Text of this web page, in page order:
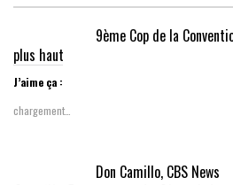
9ème Cop de la
plus haut
J’aime ça :
chargement…
Don Camillo, CBS News